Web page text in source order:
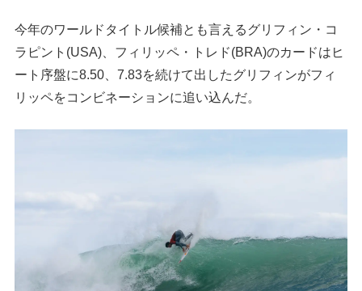
今年のワールドタイトル候補とも言えるグリフィン・コ
ラピント(USA)、フィリッペ・トレド(BRA)のカードはヒ
ート序盤に8.50、7.83を続けて出したグリフィンがフィ
リッペをコンビネーションに追い込んだ。